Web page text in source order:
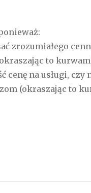
zrozumiałego
to
cenę na usługi, czy
(okraszając to